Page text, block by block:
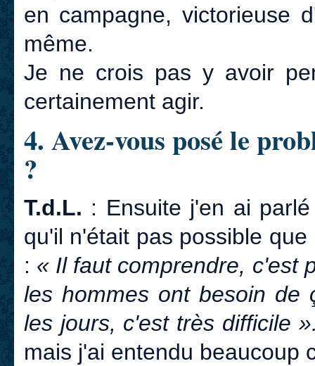
en campagne, victorieuse
même.
Je ne crois pas y avoir
certainement agir.
4. Avez-vous posé le
?
T.d.L. : Ensuite j'en ai
qu'il n'était pas possible
: « Il faut comprendre, c'est
les hommes ont besoin de
les jours, c'est très difficile
mais j'ai entendu beaucoup